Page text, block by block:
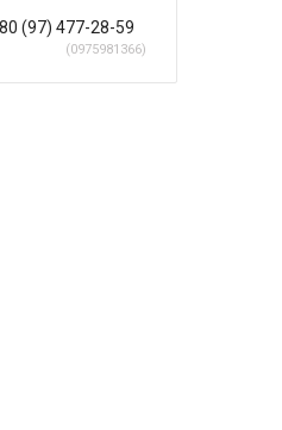
(97) 477-28-59
0975981366